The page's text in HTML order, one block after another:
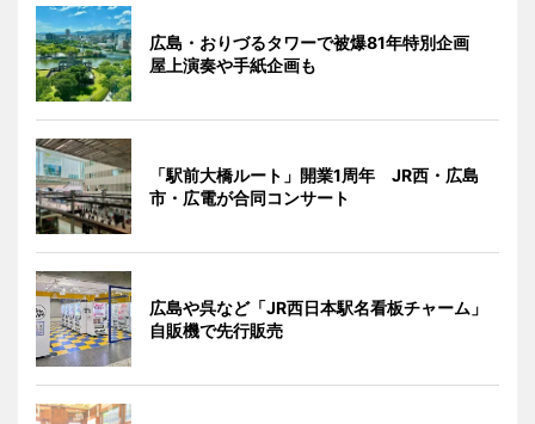
広島・おりづるタワーで被爆81年特別企画
屋上演奏や手紙企画も
「駅前大橋ルート」開業1周年 JR西・広島
市・広電が合同コンサート
広島や呉など「JR西日本駅名看板チャーム」
自販機で先行販売